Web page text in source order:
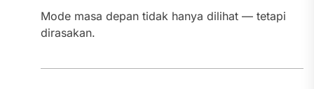
Mode masa depan tidak hanya dilihat — tetapi
dirasakan.